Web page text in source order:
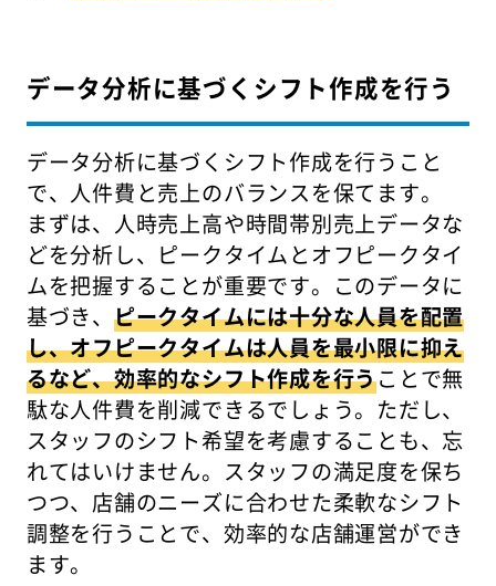
データ分析に基づくシフト作成を行う
データ分析に基づくシフト作成を行うこと
で、人件費と売上のバランスを保てます。
まずは、人時売上高や時間帯別売上データな
どを分析し、ピークタイムとオフピークタイ
ムを把握することが重要です。このデータに
基づき、 ピークタイムには十分な人員を配置
し、オフピークタイムは人員を最小限に抑え
るなど、効率的なシフト作成を行うことで無
駄な人件費を削減できるでしょう。ただし、
スタッフのシフト希望を考慮することも、忘
れてはいけません。スタッフの満足度を保ち
つつ、店舗のニーズに合わせた柔軟なシフト
調整を行うことで、効率的な店舗運営ができ
ます。